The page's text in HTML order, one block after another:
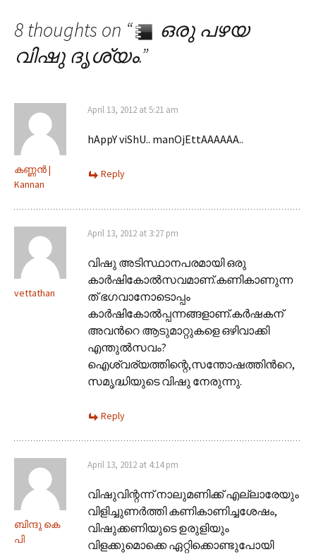
8 thoughts on “
ഒരു പഴയ
വിഷു ദൃശ്യം.”
കണ്ണന്‍ |
Kannan
April 13, 2012 at 5:21 am
hAppY viShU.. manOjEttAAAAAA..
Reply
vettathan
April 13, 2012 at 3:27 pm
വിഷു അടിസ്ഥാനപരമായി ഒരു
കാര്‍ഷികോല്‍സവമാണ്.കണികാണുന്ന
ത് ഭഗവാനോടൊപ്പം
കാര്‍ഷികോല്‍പ്പന്നങ്ങളാണ്.കര്‍ഷകന്
അവന്‍റെ ആടുമാറ്റുകളെ ഒഴിവാക്കി
എന്തുല്‍സവം?
ഐശ്വര്യത്തിന്റെ,സന്തോഷത്തിന്‍റെ,
സമൃദ്ധിയുടെ വിഷു നേരുന്നു.
Reply
ബിന്ദു കെ
പി
April 13, 2012 at 4:14 pm
വിഷുവിന്റന്ന് നാലുമണിക്ക് എല്ലാരേയും
വിളിച്ചുണർത്തി കണികാണിച്ചശേഷം,
വിഷുക്കണിയുടെ ഉരുളിയും
വിളക്കുമൊക്കെ ഏറ്റിക്കൊണ്ടുപോയി